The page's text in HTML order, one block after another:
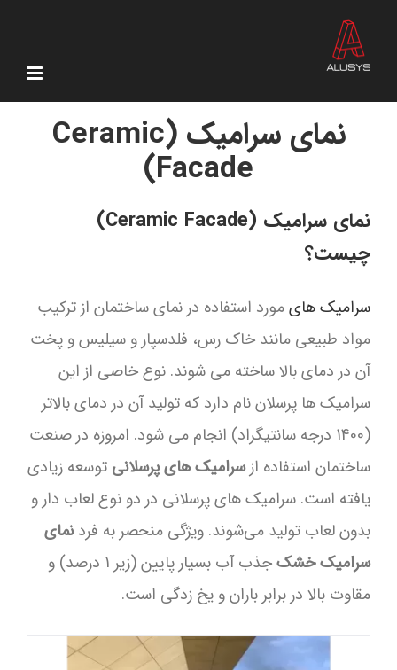
content
نمای سرامیک (Ceramic
Facade)
نمای سرامیک (Ceramic Facade)
چیست؟
سرامیک هایمورد استفاده در نمای ساختمان از ترکیب
مواد طبیعی مانند خاک رس، فلدسپار و سیلیس و پخت
آن در دمای بالا ساخته می شوند. نوع خاصی از این
سرامیک ها پرسلان نام دارد که تولید آن در دمای بالاتر
(1400 درجه سانتیگراد) انجام می شود. امروزه در صنعت
ساختمان استفاده ازسرامیک های پرسلانی توسعه زیادی
یافته است. سرامیک های پرسلانی در دو نوع لعاب دار و
بدون لعاب تولید می‌شوند. ویژگی منحصر به فردنمای
سرامیک خشک
جذب آب بسیار پایین (زیر 1 درصد) و
مقاوت بالا در برابر باران و یخ زدگی است.